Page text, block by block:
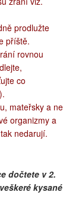
prodlužte
příště.
rovnou
co
mateřsky a ne
organizmy a
nedarují.
dočtete v 2.
kysané